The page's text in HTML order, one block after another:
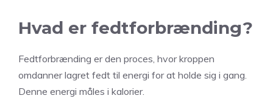
Hvad er fedtforbrænding?
Fedtforbrænding er den proces, hvor kroppen
omdanner lagret fedt til energi for at holde sig i gang.
Denne energi måles i kalorier.